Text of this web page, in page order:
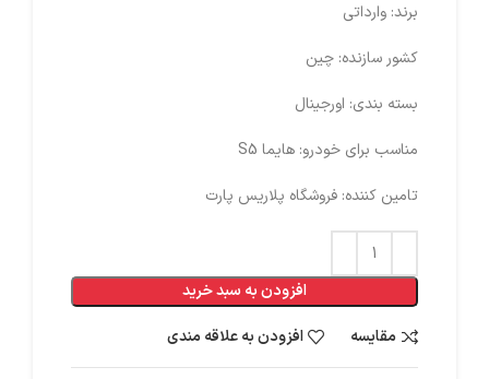
برند: وارداتی
کشور سازنده: چین
بسته بندی: اورجینال
مناسب برای خودرو: هایما S5
تامین کننده: فروشگاه پلاریس پارت
افزودن به سبد خرید
مقایسه
افزودن به علاقه مندی